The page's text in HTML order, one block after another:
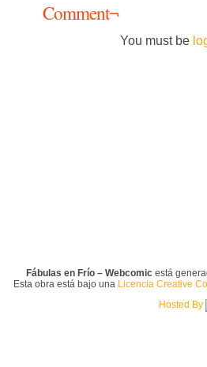
Comment¬
You must be
Fábulas en Frío – Webcomicestá
Esta obra está bajo una Licencia Creative
Hosted By